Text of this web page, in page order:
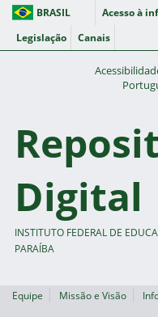
BRASIL Acesso à
Legislação
Canais
Digital
INSTITUTO FEDERAL DE
PARAÍBA
Equipe Missão e Visão